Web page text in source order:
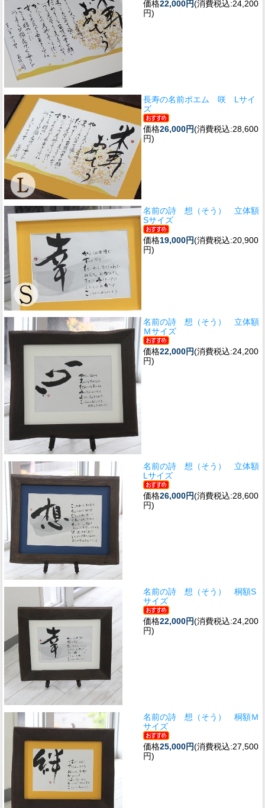
価格22,000円(消費税込:24,200
円)
長寿の名前ポエム 咲 Lサイ
ズ
価格26,000円(消費税込:28,600
円)
名前の詩 想（そう） 立体額
Sサイズ
価格19,000円(消費税込:20,900
円)
名前の詩 想（そう） 立体額
Ｍサイズ
価格22,000円(消費税込:24,200
円)
名前の詩 想（そう） 立体額
Lサイズ
価格26,000円(消費税込:28,600
円)
名前の詩 想（そう） 桐額S
サイズ
価格22,000円(消費税込:24,200
円)
名前の詩 想（そう） 桐額Ｍ
サイズ
価格25,000円(消費税込:27,500
円)